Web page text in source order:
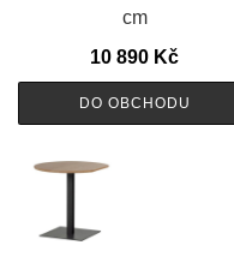
cm
10 890 Kč
DO OBCHODU